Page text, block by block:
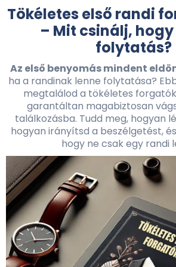
Tökéletes első randi
– Mit csinálj,
folytatás?
Az első benyomás mindent
ha a randinak lenne folytatása?
megtalálod a tökéletes
garantáltan magabiztosan
találkozásba. Tudd meg, hogyan
hogyan irányítsd a beszélgetést,
hogy ne csak egy randi